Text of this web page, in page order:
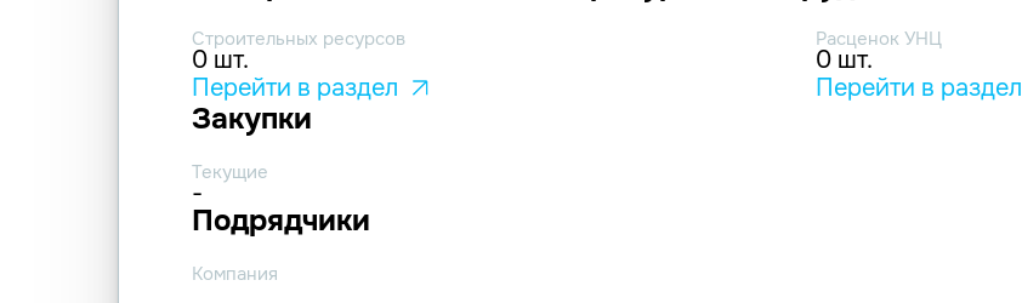
Строительных ресурсов
0 шт.
Перейти в раздел
Расценок УНЦ
0 шт.
Перейти в раздел
Закупки
Текущие
-
Подрядчики
Компания